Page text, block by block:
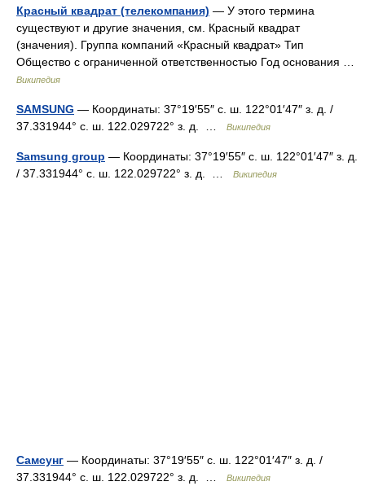
Красный квадрат (телекомпания) — У этого термина
существуют и другие значения, см. Красный квадрат
(значения). Группа компаний «Красный квадрат» Тип
Общество с ограниченной ответственностью Год основания …
Википедия
SAMSUNG — Координаты: 37°19′55″ с. ш. 122°01′47″ з. д. /
37.331944° с. ш. 122.029722° з. д. …
Википедия
Samsung group — Координаты: 37°19′55″ с. ш. 122°01′47″ з. д.
/ 37.331944° с. ш. 122.029722° з. д. …
Википедия
Самсунг — Координаты: 37°19′55″ с. ш. 122°01′47″ з. д. /
37.331944° с. ш. 122.029722° з. д. …
Википедия